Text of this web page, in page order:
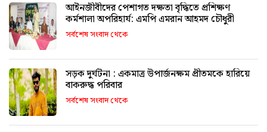
আইনজীবীদের পেশাগত দক্ষতা বৃদ্ধিতে প্রশিক্ষণ
কর্মশালা অপরিহার্য: এমপি এমরান আহমদ চৌধুরী
সর্বশেষ সংবাদ থেকে
সড়ক দুর্ঘটনা : একমাত্র উপার্জনক্ষম প্রীতমকে হারিয়ে
বাকরুদ্ধ পরিবার
সর্বশেষ সংবাদ থেকে